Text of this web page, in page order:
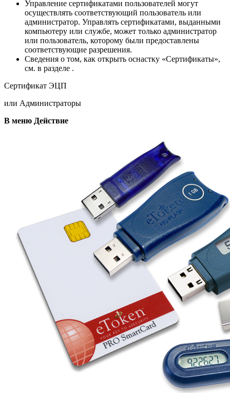
Управление сертификатами пользователей могут
осуществлять соответствующий пользователь или
администратор. Управлять сертификатами, выданными
компьютеру или службе, может только администратор
или пользователь, которому были предоставлены
соответствующие разрешения.
Сведения о том, как открыть оснастку «Сертификаты»,
см. в разделе .
Сертификат ЭЦП
или Администраторы
В меню Действие